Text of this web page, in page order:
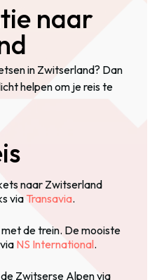
naar
in Zwitserland? Dan
helpen om je reis te
naar Zwitserland
viaTransavia.
de trein. De mooiste
NS International.
Zwitserse Alpen via